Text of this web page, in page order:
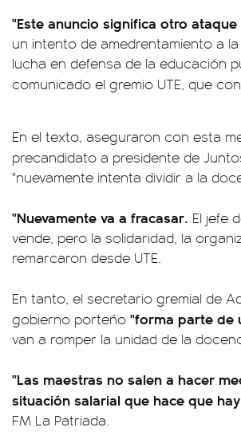
"Este anuncio significa otro
un intento de amedrentamiento a
lucha en defensa de la educación
comunicado el gremio UTE, que
En el texto, aseguraron con esta
precandidato a presidente de
"nuevamente intenta dividir a la
"Nuevamente va a fracasar. El jefe
vende, pero la solidaridad, la
remarcaron desde UTE.
En tanto, el secretario gremial de
gobierno porteño "forma parte de
van a romper la unidad de la
"Las maestras no salen a hacer
situación salarial que hace que
FM La Patriada.